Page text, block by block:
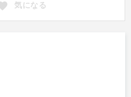
気になる